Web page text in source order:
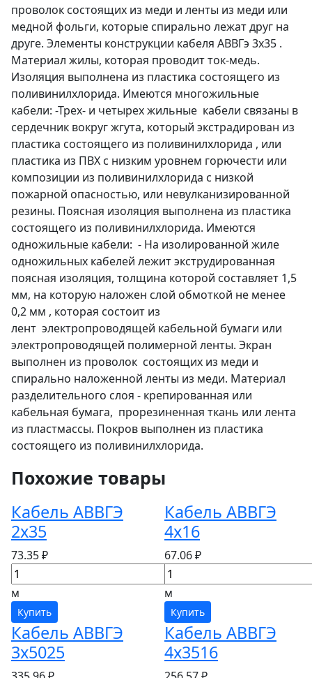
проволок состоящих из меди и ленты из меди или
медной фольги, которые спирально лежат друг на
друге. Элементы конструкции кабеля АВВГэ 3х35 .
Материал жилы, которая проводит ток-медь.
Изоляция выполнена из пластика состоящего из
поливинилхлорида. Имеются многожильные
кабели: -Трех- и четырех жильные кабели связаны в
сердечник вокруг жгута, который экстрадирован из
пластика состоящего из поливинилхлорида , или
пластика из ПВХ с низким уровнем горючести или
композиции из поливинилхлорида с низкой
пожарной опасностью, или невулканизированной
резины. Поясная изоляция выполнена из пластика
состоящего из поливинилхлорида. Имеются
одножильные кабели: - На изолированной жиле
одножильных кабелей лежит экструдированная
поясная изоляция, толщина которой составляет 1,5
мм, на которую наложен слой обмоткой не менее
0,2 мм , которая состоит из
лент электропроводящей кабельной бумаги или
электропроводящей полимерной ленты. Экран
выполнен из проволок состоящих из меди и
спирально наложенной ленты из меди. Материал
разделительного слоя - крепированная или
кабельная бумага, прорезиненная ткань или лента
из пластмассы. Покров выполнен из пластика
состоящего из поливинилхлорида.
Похожие товары
Кабель АВВГЭ
2х35
73.35 ₽
м
Купить
Кабель АВВГЭ
4х16
67.06 ₽
м
Купить
Кабель АВВГЭ
3х5025
Кабель АВВГЭ
4х3516